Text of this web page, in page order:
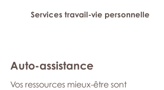
Services travail-vie personnelle
Auto-assistance
Vos ressources mieux-être sont